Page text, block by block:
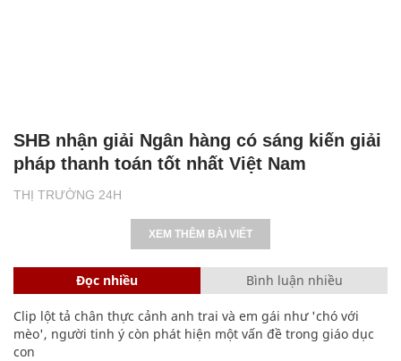
THỊ TRƯỜNG 24H
SHB nhận giải Ngân hàng có sáng kiến giải
pháp thanh toán tốt nhất Việt Nam
XEM THÊM BÀI VIẾT
Đọc nhiều Bình luận nhiều
Clip lột tả chân thực cảnh anh trai và em gái như 'chó với
mèo', người tinh ý còn phát hiện một vấn đề trong giáo dục
con